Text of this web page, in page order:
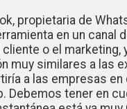
propietaria de
en un canal
o el marketing,
muy similares a las
a las empresas
Debemos tener en